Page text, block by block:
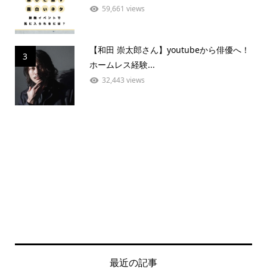
59,661 views
3
【和田 崇太郎さん】youtubeから俳優へ！
ホームレス経験...
32,443 views
最近の記事